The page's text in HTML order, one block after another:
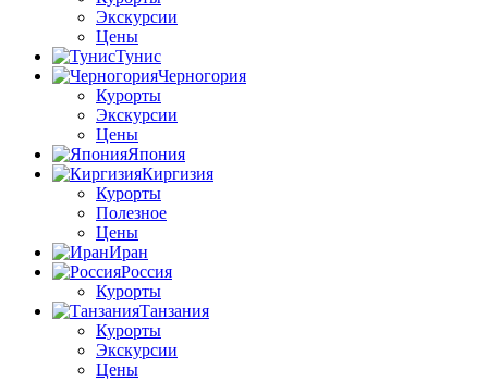
Экскурсии
Цены
Тунис
Черногория
Курорты
Экскурсии
Цены
Япония
Киргизия
Курорты
Полезное
Цены
Иран
Россия
Курорты
Танзания
Курорты
Экскурсии
Цены